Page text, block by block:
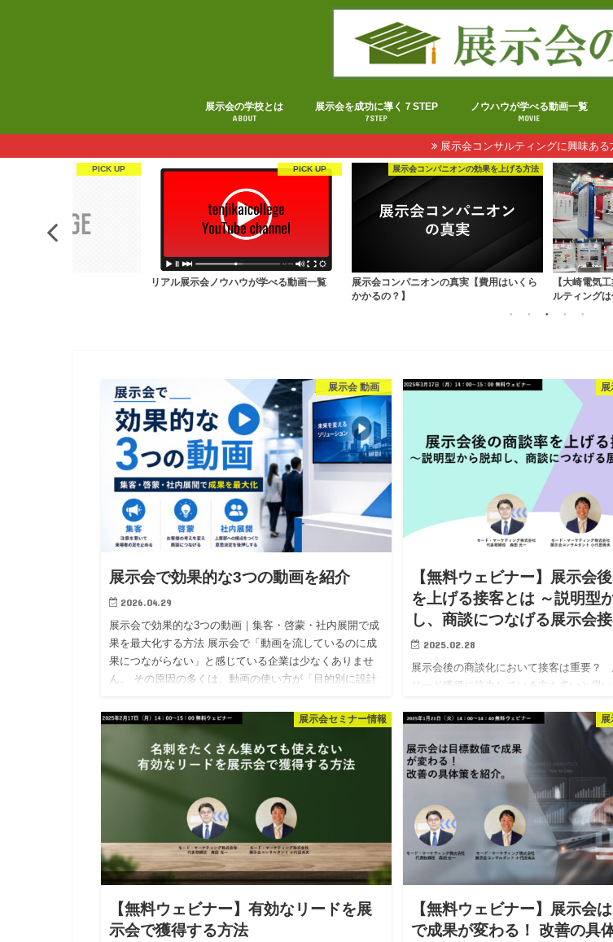
展示会の学校とは
ABOUT
展示会を成功に導く７STEP
7STEP
ノウハウが学べる動画一覧
MOVIE
展示会コンサルティングに興味ある
リアル展示会ノウハウが学べる動画一覧
展示会コンパニオンの効果を上げる方法
展示会コンパニオンの真実【費用はいくら
かかるの？】
【大崎電気
ルティング
展示会 動画
展示会で効果的な3つの動画を紹介
2026.04.29
展示会で効果的な3つの動画｜集客・啓蒙・社内展開で成
果を最大化する方法 展示会で「動画を流しているのに成
果につながらない」と感じている企業は少なくありませ
ん。 その原因の多くは、動画の使い方が「目的別に設計
展
【無料ウェビナー】展示会
を上げる接客とは ～説明型
し、商談につなげる展示会
2025.02.28
展示会後の商談化において接客は重要？
リード獲得に注力している方も多いと思い
プロセスにつながらないといった声もお
展示会セミナー情報
【無料ウェビナー】有効なリードを展
示会で獲得する方法
展
【無料ウェビナー】展示会
で成果が変わる！ 改善の具